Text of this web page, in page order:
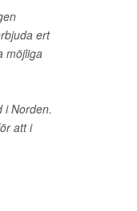
ert
möjliga
i Norden.
att i